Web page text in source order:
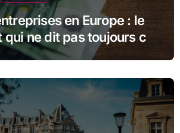
en Europe : le
qui ne dit pas toujours ce
dire